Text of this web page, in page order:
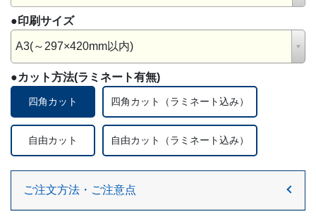
●印刷サイズ
A3(～297×420mm以内)
●カット方法(ラミネート有無)
四角カット 四角カット （ラミネート込み）
自由カット 自由カット （ラミネート込み）
ご注文方法・ご注意点